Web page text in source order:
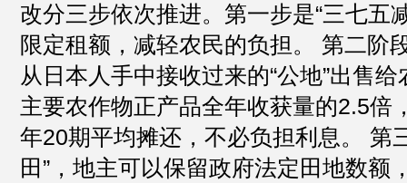
改分三步依次推进。第一步是“三七五
限定租额，减轻农民的负担。 第二阶
从日本人手中接收过来的“公地”出售
主要农作物正产品全年收获量的2.5倍
年20期平均摊还，不必负担利息。 第
田”，地主可以保留政府法定田地数额